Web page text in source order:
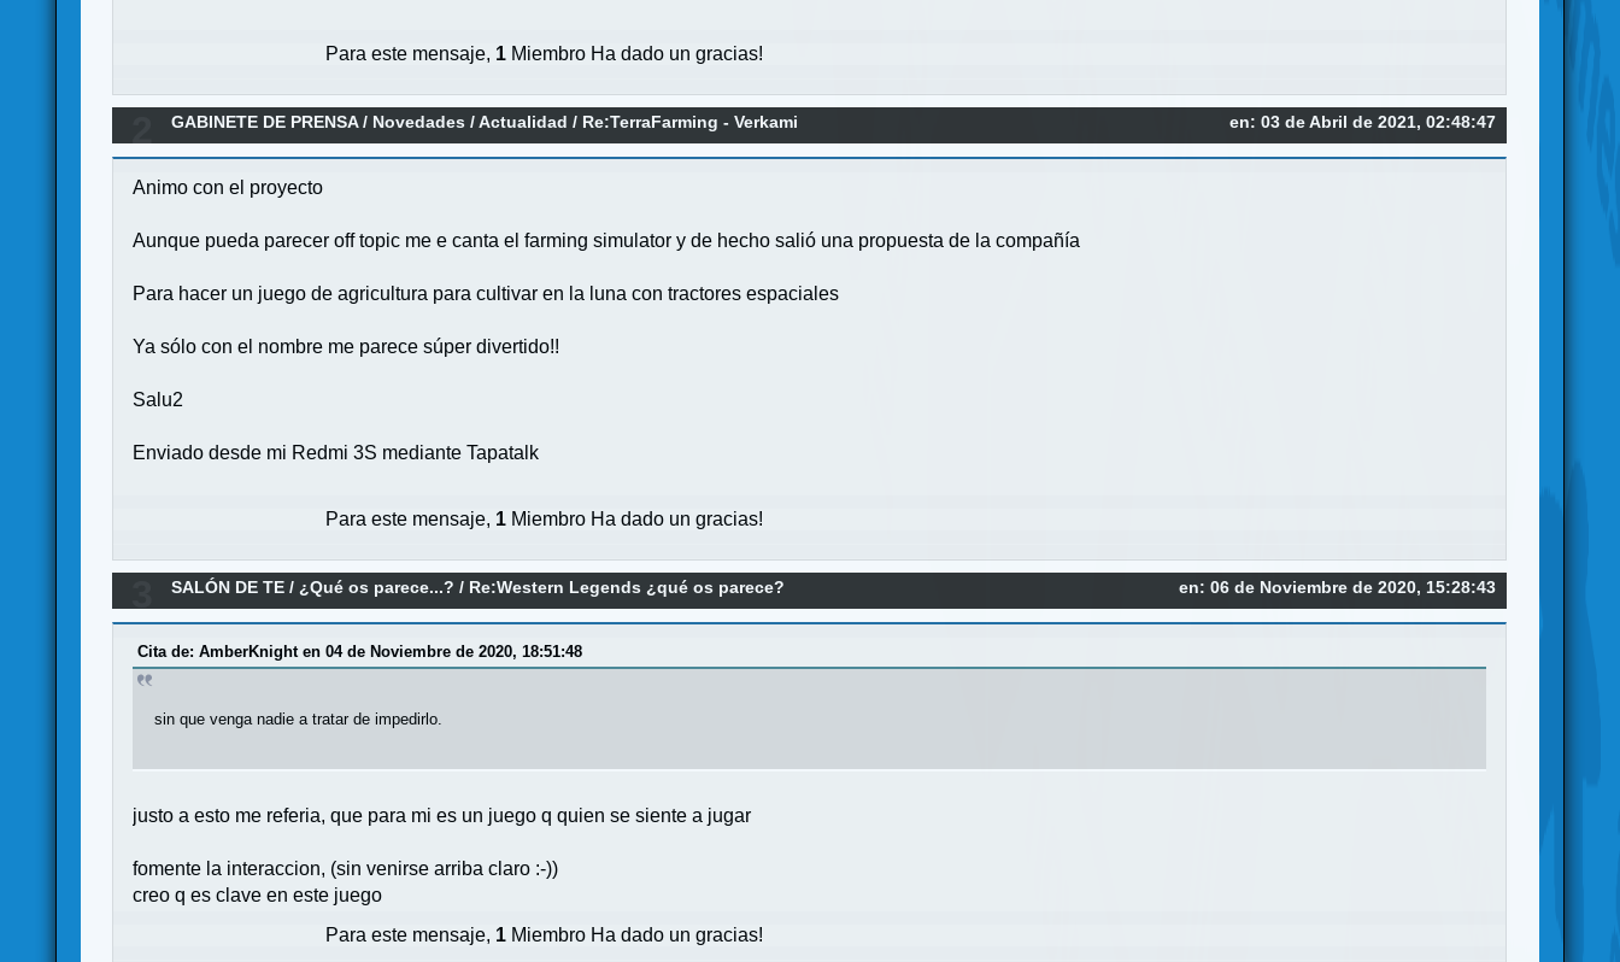
Para este mensaje, 1 Miembro Ha dado un gracias!
en: 03 de Abril de 2021, 02:48:47
GABINETE DE PRENSA/ Novedades / Actualidad / Re:TerraFarming - Verkami
Animo con el proyecto
Aunque pueda parecer off topic me e canta el farming simulator y de hecho salió una propuesta de la compañía
Para hacer un juego de agricultura para cultivar en la luna con tractores espaciales
Ya sólo con el nombre me parece súper divertido!!
Salu2
Enviado desde mi Redmi 3S mediante Tapatalk
Para este mensaje, 1 Miembro Ha dado un gracias!
en: 06 de Noviembre de 2020, 15:28:43
SALÓN DE TE / ¿Qué os parece...? / Re:Western Legends ¿qué os parece?
Cita de: AmberKnight en 04 de Noviembre de 2020, 18:51:48
sin que venga nadie a tratar de impedirlo.
justo a esto me referia, que para mi es un juego q quien se siente a jugar
fomente la interaccion, (sin venirse arriba claro :-))
creo q es clave en este juego
Para este mensaje, 1 Miembro Ha dado un gracias!